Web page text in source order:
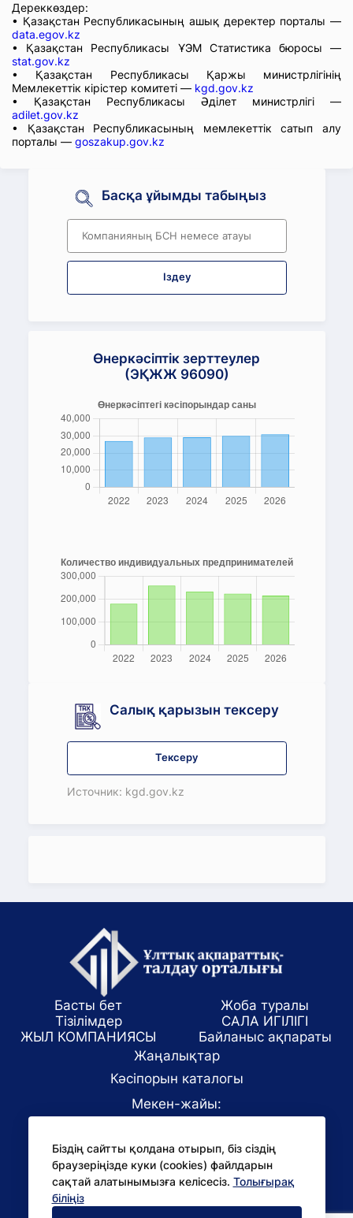
Дереккөздер:
• Қазақстан Республикасының ашық деректер порталы —
data.egov.kz
• Қазақстан Республикасы ҰЭМ Статистика бюросы —
stat.gov.kz
• Қазақстан Республикасы Қаржы министрлігінің
Мемлекеттік кірістер комитеті — kgd.gov.kz
• Қазақстан Республикасы Әділет министрлігі —
adilet.gov.kz
• Қазақстан Республикасының мемлекеттік сатып алу
порталы — goszakup.gov.kz
Басқа ұйымды табыңыз
Іздеу
Өнеркәсіптік зерттеулер
(ЭҚЖЖ 96090)
Салық қарызын тексеру
Тексеру
Источник: kgd.gov.kz
Біздің сайтты қолдана отырып, біз сіздің
браузеріңізде куки (cookies) файлдарын
сақтай алатынымызға келісесіз. Толығырақ
біліңіз
Басты бет
Жоба туралы
Тізілімдер
САЛА ИГІЛІГІ
ЖЫЛ КОМПАНИЯСЫ
Байланыс ақпараты
Жаңалықтар
Кәсіпорын каталогы
Мекен-жайы:
E-mail:
office@niac.kz